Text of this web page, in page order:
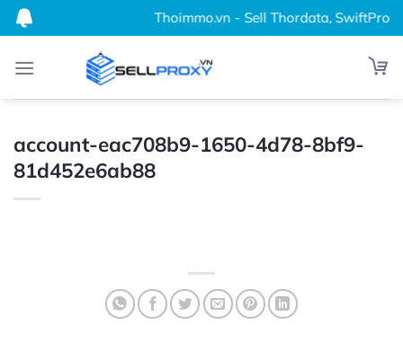
Bỏ
qua
dung
Thoimmo.vn - Sell Thordata,
account-eac708b9-1650-4d78-8bf9-
81d452e6ab88